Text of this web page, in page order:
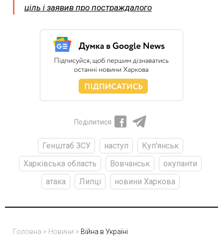
ціль і заявив про постраждалого
Поділитися
Генштаб ЗСУ наступ
Куп'янськ
Харківська область
Вовчанськ
окупанти
атака
Липці новини Харкова
Головна > Новини > Війна в Україні